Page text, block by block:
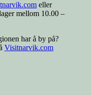
eller
mellom 10.00 –
har å by på?
Visitnarvik.com